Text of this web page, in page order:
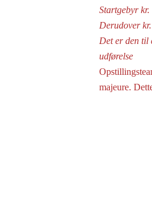
Startgebyr
Derudover
Det er den til
udførelse
majeure.